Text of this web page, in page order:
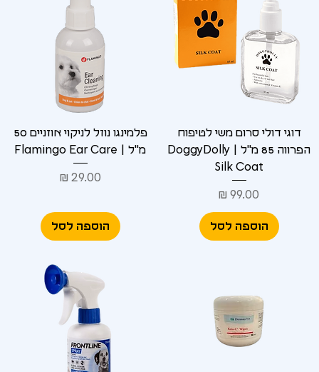
דוגי דולי סרום משי לטיפוח
הפרווה 85 מ"ל | DoggyDolly
Silk Coat
מחיר
הוספה לסל
פלמינגו נוזל לניקוי אוזניים 50
מ"ל | Flamingo Ear Care
מחיר
הוספה לסל